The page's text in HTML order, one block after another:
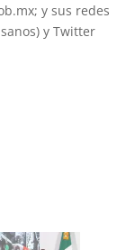
y sus redes
y Twitter